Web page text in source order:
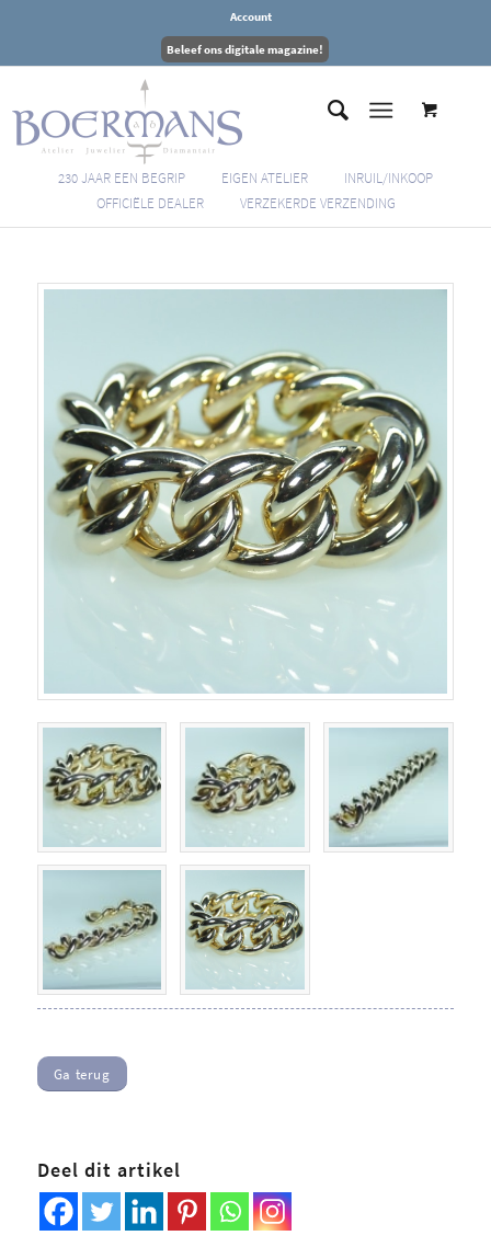
Account
Beleef ons digitale magazine!
230 JAAR EEN BEGRIP EIGEN ATELIER
INRUIL/INKOOP
OFFICIËLE DEALER
VERZEKERDE VERZENDING
Ga terug
Deel dit artikel